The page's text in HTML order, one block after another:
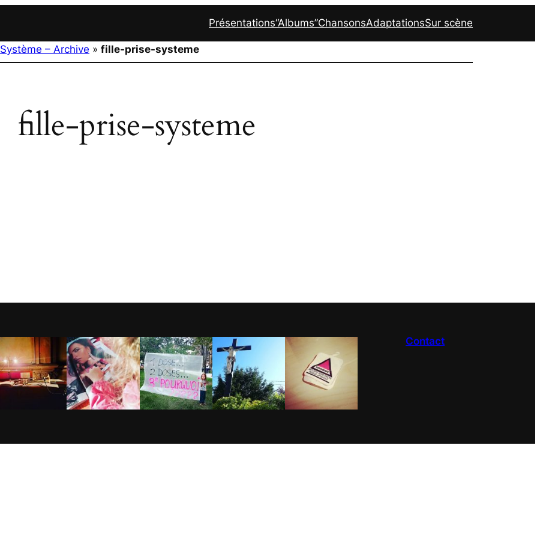
Présentations“Albums”ChansonsAdaptationsSur scène
Système – Archive » fille-prise-systeme
fille-prise-systeme
Contact